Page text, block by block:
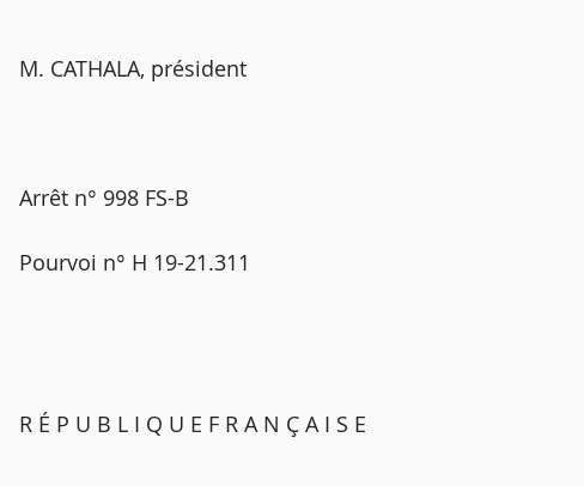
M. CATHALA, président
Arrêt n° 998 FS-B
Pourvoi n° H 19-21.311
R É P U B L I Q U E F R A N Ç A I S E